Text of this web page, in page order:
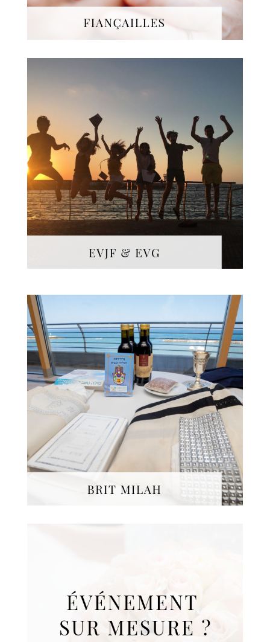
Nous mettons au point vos
enterrements de vie de
jeune fille et de garçon
sur-mesure en Israël, à
base de loisirs uniques,
activités loufoques et
expériences inoubliables !
Pour uneBrith Milah
magnifique et mémorable
de votre garçon en Israël,
nous mettons au point une
cérémonie clef en main,
tout en douceur et remplie
d'émotions